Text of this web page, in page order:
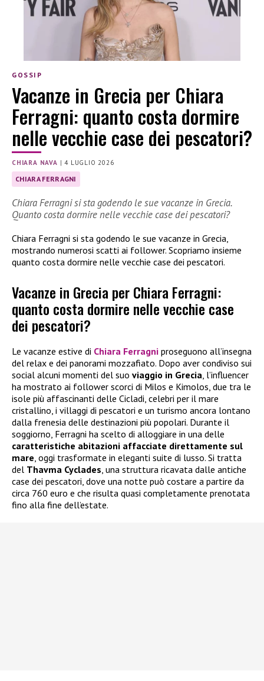
GOSSIP
Vacanze in Grecia per Chiara
Ferragni: quanto costa dormire
nelle vecchie case dei pescatori?
CHIARA NAVA |4 LUGLIO 2026
CHIARA FERRAGNI
Chiara Ferragni si sta godendo le sue vacanze in Grecia.
Quanto costa dormire nelle vecchie case dei pescatori?
Chiara Ferragni si sta godendo le sue vacanze in Grecia,
mostrando numerosi scatti ai follower. Scopriamo insieme
quanto costa dormire nelle vecchie case dei pescatori.
Vacanze in Grecia per Chiara Ferragni:
quanto costa dormire nelle vecchie case
dei pescatori?
Le vacanze estive di Chiara Ferragni proseguono all’insegna
del relax e dei panorami mozzafiato. Dopo aver condiviso sui
social alcuni momenti del suo viaggio in Grecia , l’influencer
ha mostrato ai follower scorci di Milos e Kimolos, due tra le
isole più affascinanti delle Cicladi, celebri per il mare
cristallino, i villaggi di pescatori e un turismo ancora lontano
dalla frenesia delle destinazioni più popolari. Durante il
soggiorno, Ferragni ha scelto di alloggiare in una delle
caratteristiche abitazioni affacciate direttamente sul
mare , oggi trasformate in eleganti suite di lusso. Si tratta
del Thavma Cyclades , una struttura ricavata dalle antiche
case dei pescatori, dove una notte può costare a partire da
circa 760 euro e che risulta quasi completamente prenotata
fino alla fine dell’estate.